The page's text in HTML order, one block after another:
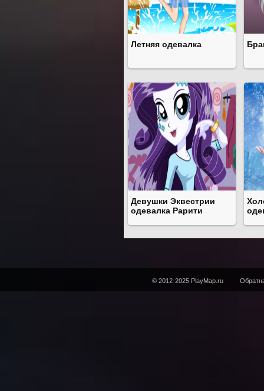
Летняя одевалка
Девушки Эквестрии
одевалка Рарити
© 2012-2025 PlayMap.ru